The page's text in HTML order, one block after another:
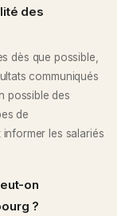
des
dès que possible,
communiqués
possible des
de
les salariés
on
?